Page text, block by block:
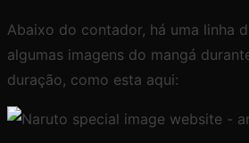
Abaixo do contador, há uma linha
algumas imagens do mangá
duração, como esta aqui: